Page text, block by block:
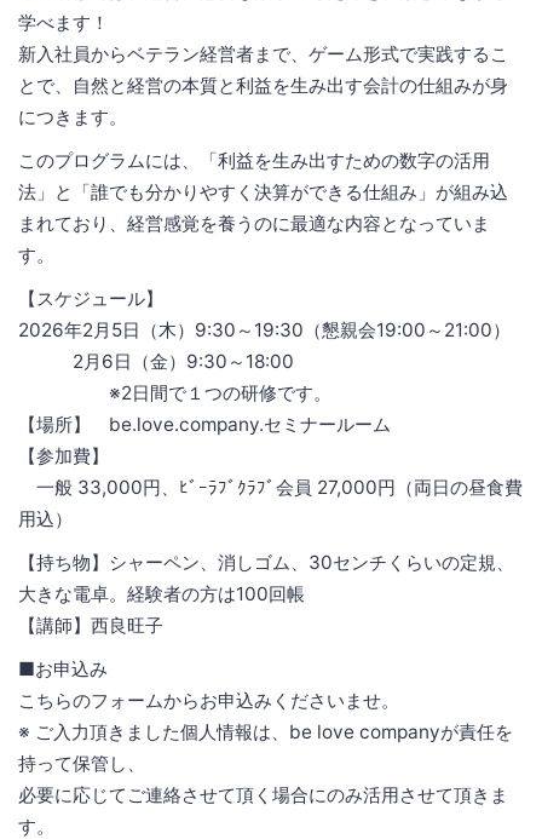
学べます！
新入社員からベテラン経営者まで、ゲーム形式で実践するこ
とで、自然と経営の本質と利益を生み出す会計の仕組みが身
につきます。
このプログラムには、「利益を生み出すための数字の活用
法」と「誰でも分かりやすく決算ができる仕組み」が組み込
まれており、経営感覚を養うのに最適な内容となっていま
す。
【スケジュール】
2026年2月5日（木）9:30～19:30（懇親会19:00～21:00）
2月6日（金）9:30～18:00
※2日間で１つの研修です。
【場所】 be.love.company.セミナールーム
【参加費】
一般 33,000円、ﾋﾞｰﾗﾌﾞｸﾗﾌﾞ会員 27,000円（両日の昼食費
用込）
【持ち物】シャーペン、消しゴム、30センチくらいの定規、
大きな電卓。経験者の方は100回帳
【講師】西良旺子
■お申込み
こちらのフォームからお申込みくださいませ。
※ ご入力頂きました個人情報は、be love companyが責任を
持って保管し、
必要に応じてご連絡させて頂く場合にのみ活用させて頂きま
す。